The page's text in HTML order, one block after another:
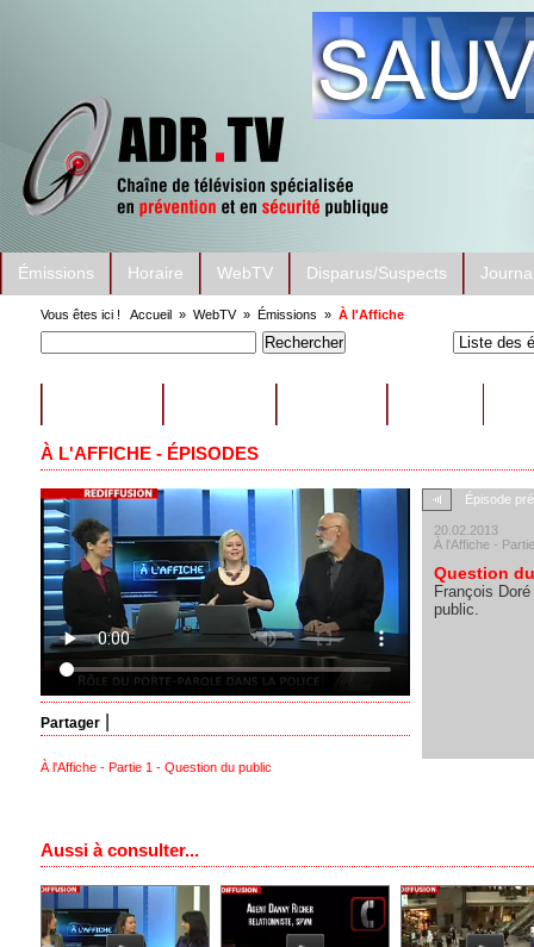
Émissions Horaire WebTV Disparus/Suspects
Vous êtes ici ! Accueil » WebTV» Émissions » À l'Affiche
À L'AFFICHE - ÉPISODES
Partager
À l'Affiche - Partie 1 - Question du public
Épisode
20.02.2013
À l'Affiche -
Question
François
public.
Aussi à consulter...